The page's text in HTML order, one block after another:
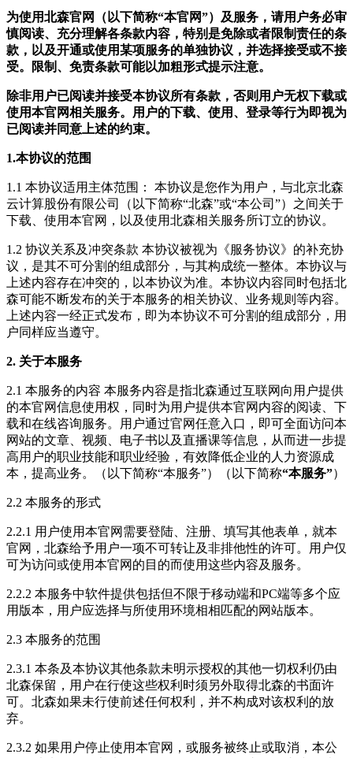
为使用北森官网（以下简称“本官网”）及服务，请用户务必审
慎阅读、充分理解各条款内容，特别是免除或者限制责任的条
款，以及开通或使用某项服务的单独协议，并选择接受或不接
受。限制、免责条款可能以加粗形式提示注意。
除非用户已阅读并接受本协议所有条款，否则用户无权下载或
使用本官网相关服务。用户的下载、使用、登录等行为即视为
已阅读并同意上述的约束。
1.本协议的范围
1.1 本协议适用主体范围： 本协议是您作为用户，与北京北森
云计算股份有限公司（以下简称“北森”或“本公司”）之间关于
下载、使用本官网，以及使用北森相关服务所订立的协议。
1.2 协议关系及冲突条款 本协议被视为《服务协议》的补充协
议，是其不可分割的组成部分，与其构成统一整体。本协议与
上述内容存在冲突的，以本协议为准。本协议内容同时包括北
森可能不断发布的关于本服务的相关协议、业务规则等内容。
上述内容一经正式发布，即为本协议不可分割的组成部分，用
户同样应当遵守。
2. 关于本服务
2.1 本服务的内容 本服务内容是指北森通过互联网向用户提供
的本官网信息使用权，同时为用户提供本官网内容的阅读、下
载和在线咨询服务。用户通过官网任意入口，即可全面访问本
网站的文章、视频、电子书以及直播课等信息，从而进一步提
高用户的职业技能和职业经验，有效降低企业的人力资源成
本，提高业务。（以下简称“本服务”）（以下简称“本服务”）
2.2 本服务的形式
2.2.1 用户使用本官网需要登陆、注册、填写其他表单，就本
官网，北森给予用户一项不可转让及非排他性的许可。用户仅
可为访问或使用本官网的目的而使用这些内容及服务。
2.2.2 本服务中软件提供包括但不限于移动端和PC端等多个应
用版本，用户应选择与所使用环境相相匹配的网站版本。
2.3 本服务的范围
2.3.1 本条及本协议其他条款未明示授权的其他一切权利仍由
北森保留，用户在行使这些权利时须另外取得北森的书面许
可。北森如果未行使前述任何权利，并不构成对该权利的放
弃。
2.3.2 如果用户停止使用本官网，或服务被终止或取消，本公